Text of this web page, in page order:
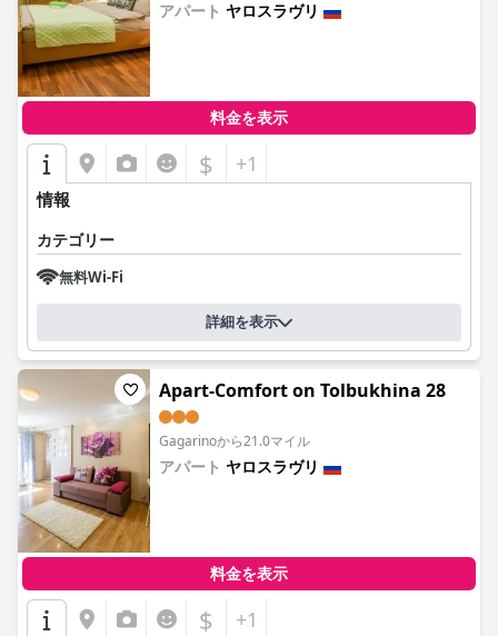
アパート ヤロスラヴリ
料金を表示
$ +1
情報
カテゴリー
無料Wi-Fi
詳細を表示
Apart-Comfort on Tolbukhina 28
Gagarinoから21.0マイル
アパート ヤロスラヴリ
料金を表示
$ +1